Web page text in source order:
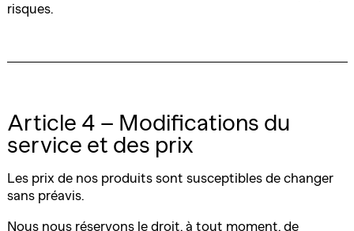
risques.
Article 4 – Modifications du
service et des prix
Les prix de nos produits sont susceptibles de changer
sans préavis.
Nous nous réservons le droit, à tout moment, de